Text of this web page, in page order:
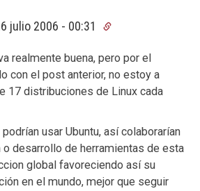
julio 2006 - 00:31
realmente buena, pero por el
con el post anterior, no estoy a
17 distribuciones de Linux cada
usar Ubuntu, así colaborarían
o desarrollo de herramientas de esta
global favoreciendo así su
en el mundo, mejor que seguir